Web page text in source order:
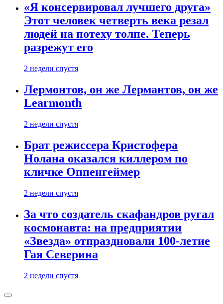
«Я консервировал лучшего друга»
Этот человек четверть века резал
людей на потеху толпе. Теперь
разрежут его
2 недели спустя
Лермонтов, он же Лермантов, он же
Learmonth
2 недели спустя
Брат режиссера Кристофера
Нолана оказался киллером по
кличке Оппенгеймер
2 недели спустя
За что создатель скафандров ругал
космонавта: на предприятии
«Звезда» отпраздновали 100-летие
Гая Северина
2 недели спустя